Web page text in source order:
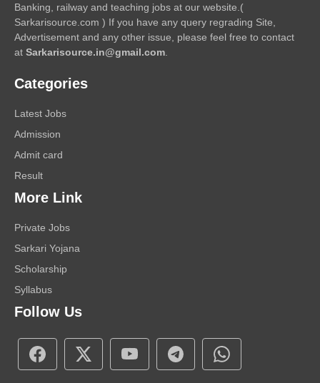
Banking, railway and teaching jobs at our website.(
Sarkarisource.com ) If you have any query regrading Site,
Advertisement and any other issue, please feel free to contact
at Sarkarisource.in@gmail.com
Categories
Latest Jobs
Admission
Admit card
Result
More Link
Private Jobs
Sarkari Yojana
Scholarship
Syllabus
Follow Us